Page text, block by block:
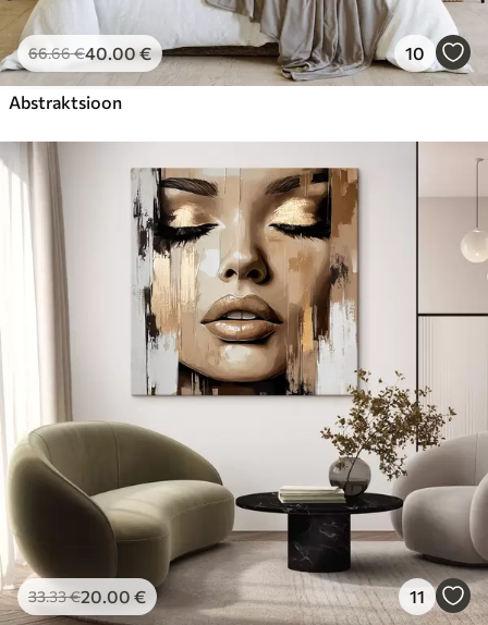
66.66€40.00€ 10
Abstraktsioon
33.33€20.00 € 11